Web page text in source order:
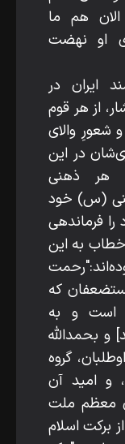
هم ما
او نهضت
ایران در
از هر قوم
شعورِ والای
در این
هر ذهنی
(س) خود
را فرماندهی
به این
که
است و به
و بحمدالله
گروه
و امید آن
معظم ملت
برکت اسلام